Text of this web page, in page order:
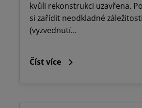
kvůli rekonstrukci uzavřena.
si zařídit neodkladné záležitosti
(vyzvednutí…
Číst více